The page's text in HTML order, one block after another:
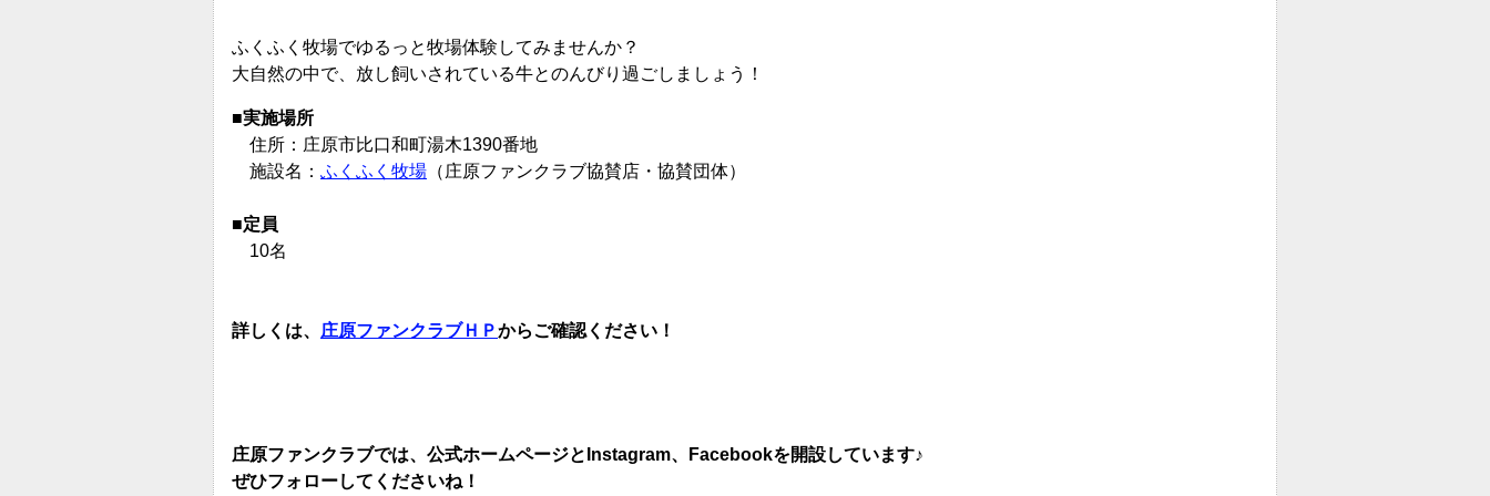
ふくふく牧場でゆるっと牧場体験してみませんか？
大自然の中で、放し飼いされている牛とのんびり過ごしましょう！
■実施場所
住所：庄原市比口和町湯木1390番地
施設名： ふくふく牧場 （庄原ファンクラブ協賛店・協賛団体）
■定員
10名
詳しくは、 庄原ファンクラブＨＰからご確認ください！
庄原ファンクラブでは、公式ホームページとInstagram、Facebookを開設しています♪
ぜひフォローしてくださいね！